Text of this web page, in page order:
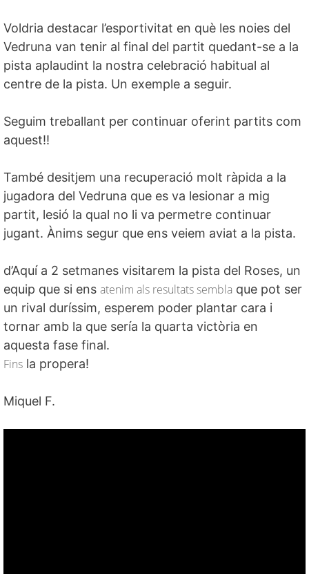
Voldria destacar l’esportivitat en què les noies del
Vedruna van tenir al final del partit quedant-se a la
pista aplaudint la nostra celebració habitual al
centre de la pista. Un exemple a seguir.
Seguim treballant per continuar oferint partits com
aquest!!
També desitjem una recuperació molt ràpida a la
jugadora del Vedruna que es va lesionar a mig
partit, lesió la qual no li va permetre continuar
jugant. Ànims segur que ens veiem aviat a la pista.
d’Aquí a 2 setmanes visitarem la pista del Roses, un
equip que si ens atenim als resultats sembla que pot ser
un rival duríssim, esperem poder plantar cara i
tornar amb la que sería la quarta victòria en
aquesta fase final.
Fins la propera!
Miquel F.